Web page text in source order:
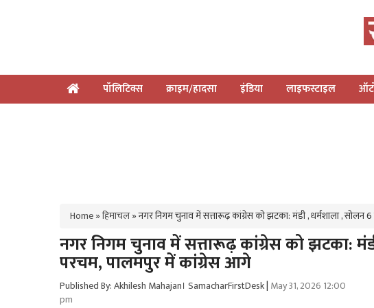
पॉलिटिक्स क्राइम/हादसा इंडिया लाइफस्टाइल
Home»हिमाचल»नगर निगम चुनाव में सत्तारूढ़ कांग्रेस को झटका: मंडी , धर्मशाला , सोलन
नगर निगम चुनाव में सत्तारूढ़ कांग्रेस को झटका:
परचम, पालमपुर में कांग्रेस आगे
Published By: Akhilesh Mahajan। SamacharFirstDesk| May 31, 2026 12:00
pm